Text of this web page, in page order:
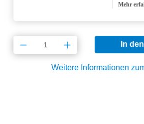
Mehr
Produkt Anzahl: GibIn
Weitere Informationen